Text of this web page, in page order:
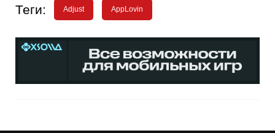
Теги: Adjust AppLovin